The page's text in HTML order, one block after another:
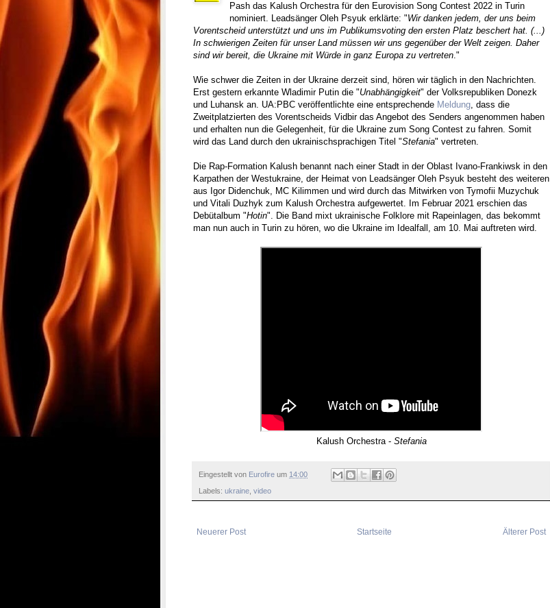
Pash das Kalush Orchestra für den Eurovision Song Contest 2022 in Turin
nominiert. Leadsänger Oleh Psyuk erklärte: "Wir danken jedem, der uns beim
Vorentscheid unterstützt und uns im Publikumsvoting den ersten Platz beschert hat. (...)
In schwierigen Zeiten für unser Land müssen wir uns gegenüber der Welt zeigen. Daher
sind wir bereit, die Ukraine mit Würde in ganz Europa zu vertreten ."
Wie schwer die Zeiten in der Ukraine derzeit sind, hören wir täglich in den Nachrichten.
Erst gestern erkannte Wladimir Putin die "Unabhängigkeit" der Volksrepubliken Donezk
und Luhansk an. UA:PBC veröffentlichte eine entsprechende Meldung , dass die
Zweitplatzierten des Vorentscheids Vidbir das Angebot des Senders angenommen haben
und erhalten nun die Gelegenheit, für die Ukraine zum Song Contest zu fahren. Somit
wird das Land durch den ukrainischsprachigen Titel "Stefania" vertreten.
Die Rap-Formation Kalush benannt nach einer Stadt in der Oblast Ivano-Frankiwsk in den
Karpathen der Westukraine, der Heimat von Leadsänger Oleh Psyuk besteht des weiteren
aus Igor Didenchuk, MC Kilimmen und wird durch das Mitwirken von Tymofii Muzychuk
und Vitali Duzhyk zum Kalush Orchestra aufgewertet. Im Februar 2021 erschien das
Debütalbum "Hotin". Die Band mixt ukrainische Folklore mit Rapeinlagen, das bekommt
man nun auch in Turin zu hören, wo die Ukraine im Idealfall, am 10. Mai auftreten wird.
Kalush Orchestra - Stefania
Eingestellt von Eurofire um 14:00
Labels: ukraine video
Neuerer Post Älterer Post
Startseite